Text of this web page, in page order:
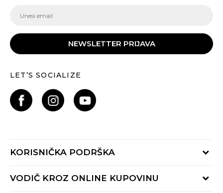
NEWSLETTER PRIJAVA
LET’S SOCIALIZE
KORISNIČKA PODRŠKA
Provjeri status porudžbine
VODIČ KROZ ONLINE KUPOVINU